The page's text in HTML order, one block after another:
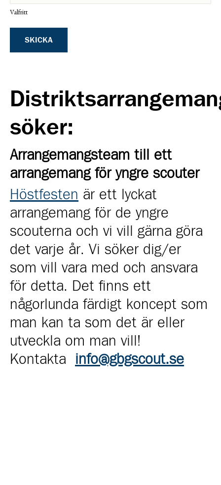
Valfritt
SKICKA
söker:
Arrangemangsteam till ett
arrangemang för yngre scouter
Höstfesten är ett lyckat
arrangemang för de yngre
scouterna och vi vill gärna göra
det varje år. Vi söker dig/er
som vill vara med och ansvara
för detta. Det finns ett
någorlunda färdigt koncept som
man kan ta som det är eller
utveckla om man vill!
Kontakta info@gbgscout.se